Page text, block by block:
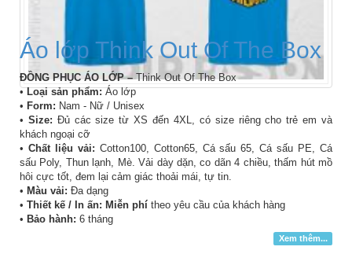
Áo lớp Think Out Of The Box
ĐỒNG PHỤC ÁO LỚP –Think Out Of The Box
•Loại sản phẩm:Áo lớp
• Form: Nam - Nữ / Unisex
• Size: Đủ các size từ XS đến 4XL, có size riêng cho trẻ em và
khách ngoại cỡ
• Chất liệu vải: Cotton100, Cotton65, Cá sấu 65, Cá sấu PE, Cá
sấu Poly, Thun lạnh, Mè. Vải dày dặn, co dãn 4 chiều, thấm hút mồ
hôi cực tốt, đem lại cảm giác thoải mái, tự tin.
• Màu vải: Đa dạng
• Thiết kế / In ấn: Miễn phí theo yêu cầu của khách hàng
• Bảo hành: 6 tháng
Xem thêm...